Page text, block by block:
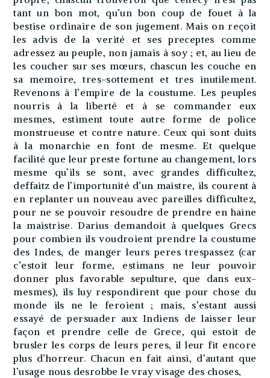
tant un bon mot, qu’un bon coup de fouet à la
bestise ordinaire de son jugement. Mais on reçoit
les advis de la verité et ses preceptes comme
adressez au peuple, non jamais à soy ; et, au lieu de
les coucher sur ses mœurs, chascun les couche en
sa memoire, tres-sottement et tres inutilement.
Revenons à l’empire de la coustume. Les peuples
nourris à la liberté et à se commander eux
mesmes, estiment toute autre forme de police
monstrueuse et contre nature. Ceux qui sont duits
à la monarchie en font de mesme. Et quelque
facilité que leur preste fortune au changement, lors
mesme qu’ils se sont, avec grandes difficultez,
deffaitz de l’importunité d’un maistre, ils courent à
en replanter un nouveau avec pareilles difficultez,
pour ne se pouvoir resoudre de prendre en haine
la maistrise. Darius demandoit à quelques Grecs
pour combien ils voudroient prendre la coustume
des Indes, de manger leurs peres trespassez (car
c’estoit leur forme, estimans ne leur pouvoir
donner plus favorable sepulture, que dans eux-
mesmes), ils luy respondirent que pour chose du
monde ils ne le feroient ; mais, s’estant aussi
essayé de persuader aux Indiens de laisser leur
façon et prendre celle de Grece, qui estoit de
brusler les corps de leurs peres, il leur fit encore
plus d’horreur. Chacun en fait ainsi, d’autant que
l’usage nous desrobbe le vray visage des choses,